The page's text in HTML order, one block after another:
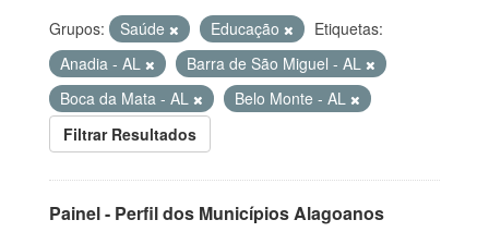
Grupos: Saúde Educação
Etiquetas:
Anadia - AL
Barra de São Miguel - AL
Boca da Mata - AL
Belo Monte - AL
Filtrar Resultados
Painel - Perfil dos Municípios Alagoanos